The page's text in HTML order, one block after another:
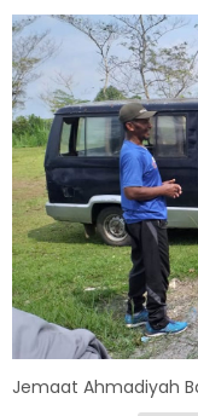
Jemaat Ahmadiyah